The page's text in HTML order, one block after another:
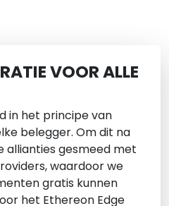
VOOR ALLE
in het principe van
belegger. Om dit na
allianties gesmeed met
waardoor we
gratis kunnen
het Ethereon Edge